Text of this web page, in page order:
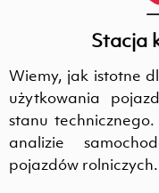
Stacja
Wiemy, jak istotne
użytkowania
stanu
analizie
pojazdów rolniczych.